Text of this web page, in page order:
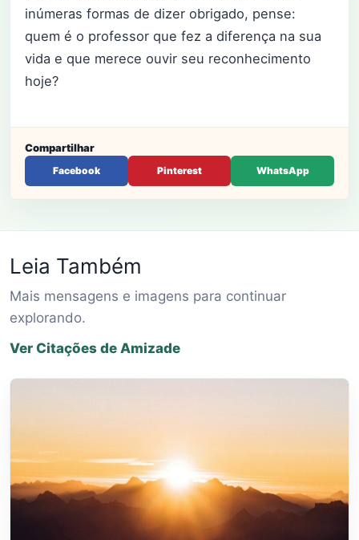
inúmeras formas de dizer obrigado, pense:
quem é o professor que fez a diferença na sua
vida e que merece ouvir seu reconhecimento
hoje?
Compartilhar
Facebook Pinterest WhatsApp
Leia Também
Mais mensagens e imagens para continuar
explorando.
Ver Citações de Amizade